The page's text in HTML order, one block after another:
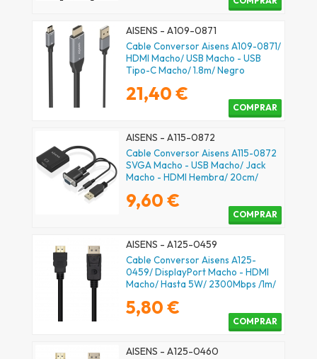
AISENS - A109-0871
Cable Conversor Aisens A109-0871/
HDMI Macho/ USB Macho - USB
Tipo-C Macho/ 1.8m/ Negro
21,40 €
COMPRAR
AISENS - A115-0872
Cable Conversor Aisens A115-0872
SVGA Macho - USB Macho/ Jack
Macho - HDMI Hembra/ 20cm/
9,60 €
COMPRAR
AISENS - A125-0459
Cable Conversor Aisens A125-
0459/ DisplayPort Macho - HDMI
Macho/ Hasta 5W/ 2300Mbps /1m/
5,80 €
COMPRAR
AISENS - A125-0460